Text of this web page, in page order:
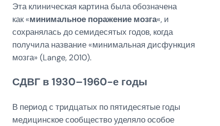
Эта клиническая картина была обозначена
как «минимальное поражение мозга«, и
сохранялась до семидесятых годов, когда
получила название «минимальная дисфункция
мозга» (Lange, 2010).
СДВГ в 1930–1960-е годы
В период с тридцатых по пятидесятые годы
медицинское сообщество уделяло особое